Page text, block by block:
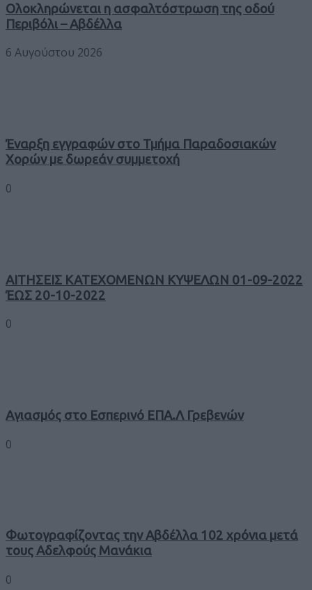
Ολοκληρώνεται η ασφαλτόστρωση της οδού
Περιβόλι – Αβδέλλα
6 Αυγούστου 2026
Έναρξη εγγραφών στο Τμήμα Παραδοσιακών
Χορών με δωρεάν συμμετοχή
0
ΑΙΤΗΣΕΙΣ ΚΑΤΕΧΟΜΕΝΩΝ ΚΥΨΕΛΩΝ 01-09-2022
ΈΩΣ 20-10-2022
0
Αγιασμός στο Εσπερινό ΕΠΑ.Λ Γρεβενών
0
Φωτογραφίζοντας την Αβδέλλα 102 χρόνια μετά
τους Αδελφούς Μανάκια
0